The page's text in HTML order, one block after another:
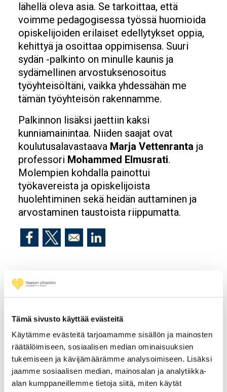
Tämä sivusto käyttää evästeitä
Käytämme evästeitä tarjoamamme sisällön ja mainosten
räätälöimiseen, sosiaalisen median ominaisuuksien
tukemiseen ja kävijämäärämme analysoimiseen. Lisäksi
jaamme sosiaalisen median, mainosalan ja analytiikka-
alan kumppaneillemme tietoja siitä, miten käytät
lähellä oleva asia. Se tarkoittaa, että
voimme pedagogisessa työssä huomioida
opiskelijoiden erilaiset edellytykset oppia,
kehittyä ja osoittaa oppimisensa. Suuri
sydän -palkinto on minulle kaunis ja
sydämellinen arvostuksenosoitus
työyhteisöltäni, vaikka yhdessähän me
tämän työyhteisön rakennamme.
Palkinnon lisäksi jaettiin kaksi
kunniamainintaa. Niiden saajat ovat
koulutusalavastaava Marja Vettenranta ja
professori Mohammed Elmusrati.
Molempien kohdalla painottui
työkavereista ja opiskelijoista
huolehtiminen sekä heidän auttaminen ja
arvostaminen taustoista riippumatta.
Opens in a new window
Opens in a new windowOpens in a new window
uutiskirje
Uutiskirje kokoaa yhteen Vaasan yliopiston
ajankohtaiset uutiset tutkimuksen tuloksista,
koulutuksesta sekä yhteistyöstä ja